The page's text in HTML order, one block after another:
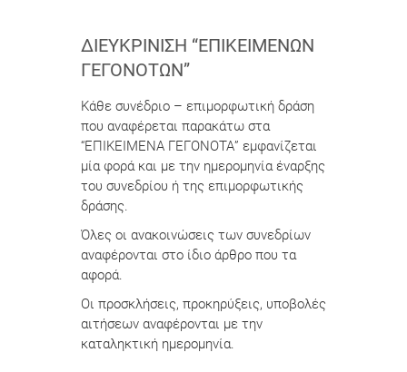
ΔΙΕΥΚΡΊΝΙΣΗ “ΕΠΙΚΕΊΜΕΝΩΝ
ΓΕΓΟΝΌΤΩΝ”
Κάθε συνέδριο – επιμορφωτική δράση
που αναφέρεται παρακάτω στα
“ΕΠΙΚΕΙΜΕΝΑ ΓΕΓΟΝΟΤΑ” εμφανίζεται
μία φορά και με την ημερομηνία έναρξης
του συνεδρίου ή της επιμορφωτικής
δράσης.
Όλες οι ανακοινώσεις των συνεδρίων
αναφέρονται στο ίδιο άρθρο που τα
αφορά.
Οι προσκλήσεις, προκηρύξεις, υποβολές
αιτήσεων αναφέρονται με την
καταληκτική ημερομηνία.